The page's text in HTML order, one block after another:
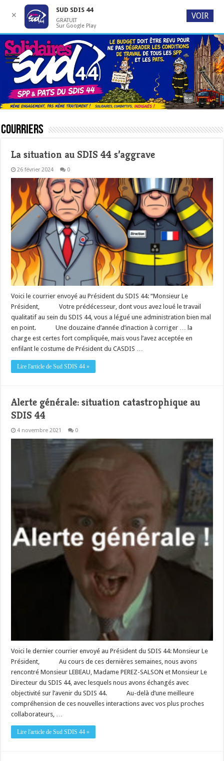
Courriers
La situation au SDIS 44 s’aggrave
26 février 2024 0
Voici le courrier envoyé au Président du SDIS 44: “Monsieur Le
Président, Votre prédécesseur, dont vous avez loué le travail
qualitatif au sein du SDIS 44, vous a légué une administration bien mal
en point. Une douzaine d’année d’inaction à corriger … la
charge est certes fort compliquée, mais vous l’avez acceptée en
enfilant le costume de Président du CASDIS …
Lire l'article de Sud SDIS 44 »
Alerte générale: situation catastrophique au
SDIS 44
4 novembre 2021 0
Voici le dernier courrier envoyé au Président du SDIS 44: Monsieur Le
Président, Au cours de ces dernières semaines, nous avons
rencontré Monsieur LEBEAU, Madame PEREZ-SALSON et Monsieur Le
Directeur du SDIS 44, avec lesquels nous avons échangés avec
objectivité sur l’avenir du SDIS 44. Au-delà d’une meilleure
compréhension de ces nouvelles interactions avec vos plus proches
collaborateurs, …
Lire l'article de Sud SDIS 44 »
✕
SUD SDIS 44
GRATUIT
Sur Google Play
VOIR